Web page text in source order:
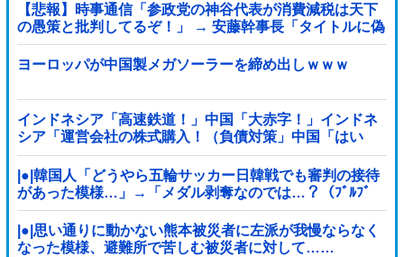
【悲報】時事通信「参政党の神谷代表が消費減税は天下
の愚策と批判してるぞ！」 → 安藤幹事長「タイトルに偽
りあり！『参政党は消費税廃止派、減税派』」ｗｗｗｗ
ｗｗｗｗ
ヨーロッパが中国製メガソーラーを締め出しｗｗｗ
インドネシア「高速鉄道！」中国「大赤字！」インドネ
シア「運営会社の株式購入！（負債対策」中国「はい
（巨額負債」インドネシア「700km延伸計画！（実質中
止」→
|●|韓国人「どうやら五輪サッカー日韓戦でも審判の接待
があった模様…」→「メダル剥奪なのでは…？（ﾌﾞﾙﾌﾞ
ﾙ」＝韓国の反応
|●|思い通りに動かない熊本被災者に左派が我慢ならなく
なった模様、避難所で苦しむ被災者に対して……